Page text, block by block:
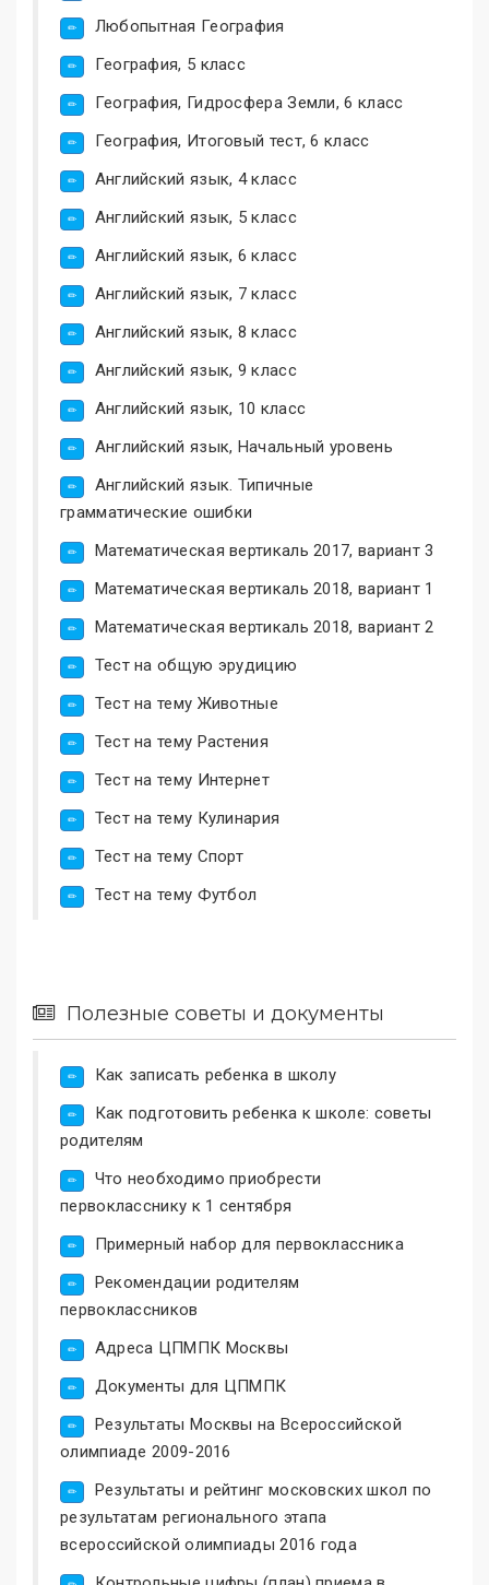
Любопытная География
География, 5 класс
География, Гидросфера Земли, 6 класс
География, Итоговый тест, 6 класс
Английский язык, 4 класс
Английский язык, 5 класс
Английский язык, 6 класс
Английский язык, 7 класс
Английский язык, 8 класс
Английский язык, 9 класс
Английский язык, 10 класс
Английский язык, Начальный уровень
Английский язык. Типичные
грамматические ошибки
Математическая вертикаль 2017, вариант 3
Математическая вертикаль 2018, вариант 1
Математическая вертикаль 2018, вариант 2
Тест на общую эрудицию
Тест на тему Животные
Тест на тему Растения
Тест на тему Интернет
Тест на тему Кулинария
Тест на тему Спорт
Тест на тему Футбол
Полезные советы и документы
Как записать ребенка в школу
Как подготовить ребенка к школе: советы
родителям
Что необходимо приобрести
первокласснику к 1 сентября
Примерный набор для первоклассника
Рекомендации родителям
первоклассников
Адреса ЦПМПК Москвы
Документы для ЦПМПК
Результаты Москвы на Всероссийской
олимпиаде 2009-2016
Результаты и рейтинг московских школ по
результатам регионального этапа
всероссийской олимпиады 2016 года